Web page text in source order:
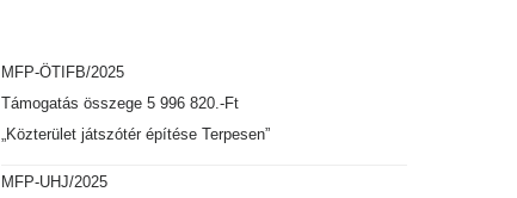
MFP-ÖTIFB/2025
Támogatás összege 5 996 820.-Ft
„Közterület játszótér építése Terpesen”
MFP-UHJ/2025